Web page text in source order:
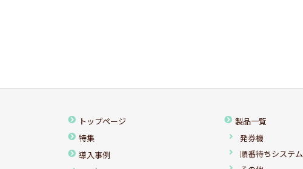
トップページ
特集
導入事例
製品一覧
発券機
順番待ちシステム